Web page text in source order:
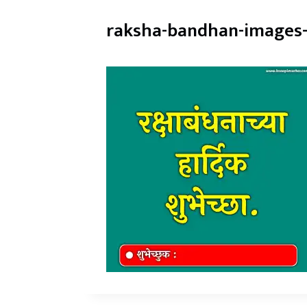
raksha-bandhan-